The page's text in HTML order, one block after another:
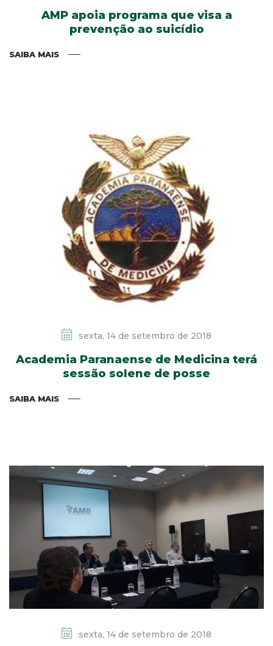
AMP apoia programa que visa a
prevenção ao suicídio
SAIBA MAIS
sexta, 14 de setembro de 2018
Academia Paranaense de Medicina terá
sessão solene de posse
SAIBA MAIS
sexta, 14 de setembro de 2018